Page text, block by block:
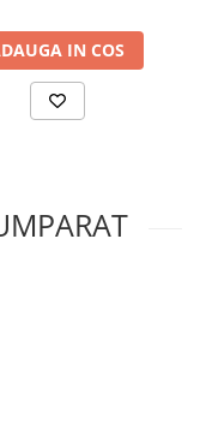
IN COS